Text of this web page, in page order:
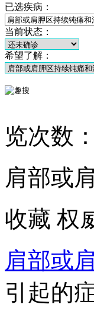
已选疾病：
当前状态：
希望了解：
览次数：
肩部或
收藏 权
肩部或
引起的